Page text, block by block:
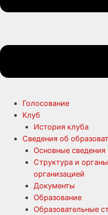
Голосование
Клуб
История клуба
Сведения об
Основные сведения
Структура и
организацией
Документы
Образование
Образовательные